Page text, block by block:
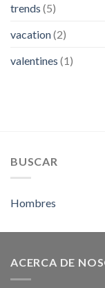
trends (5)
vacation(2)
valentines (1)
BUSCAR
Hombres
ACERCA DE